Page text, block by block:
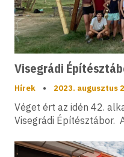
Visegrádi
Hírek • 2023. augusztus
Véget ért az idén 42.
Visegrádi Építésztábor.